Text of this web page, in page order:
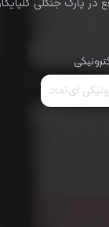
در پارک جنگلی